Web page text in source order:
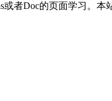
者Doc的页面学习。